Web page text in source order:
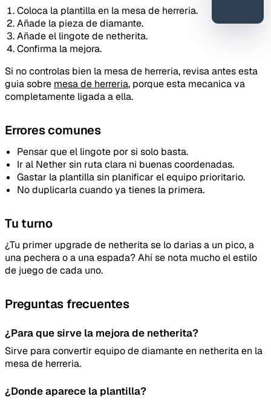
Coloca la plantilla en la mesa de herreria.
Añade la pieza de diamante.
Añade el lingote de netherita.
Confirma la mejora.
Si no controlas bien la mesa de herreria, revisa antes esta
guia sobre mesa de herreria, porque esta mecanica va
completamente ligada a ella.
Errores comunes
Pensar que el lingote por si solo basta.
Ir al Nether sin ruta clara ni buenas coordenadas.
Gastar la plantilla sin planificar el equipo prioritario.
No duplicarla cuando ya tienes la primera.
Tu turno
¿Tu primer upgrade de netherita se lo darias a un pico, a
una pechera o a una espada? Ahí se nota mucho el estilo
de juego de cada uno.
Preguntas frecuentes
¿Para que sirve la mejora de netherita?
Sirve para convertir equipo de diamante en netherita en la
mesa de herreria.
¿Donde aparece la plantilla?
Reportar
error o
mejora
Tipo de feedback
Lo que falla
Idea o mejora